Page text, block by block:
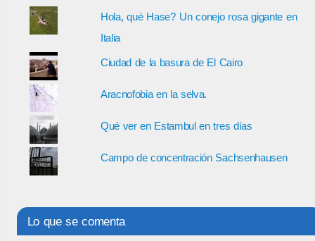
Hola, qué Hase? Un conejo rosa gigante en
Italia
Ciudad de la basura de El Cairo
Aracnofobia en la selva.
Qué ver en Estambul en tres días
Campo de concentración Sachsenhausen
Lo que se comenta